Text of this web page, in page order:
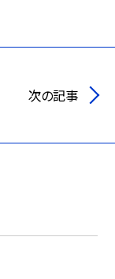
次の記事